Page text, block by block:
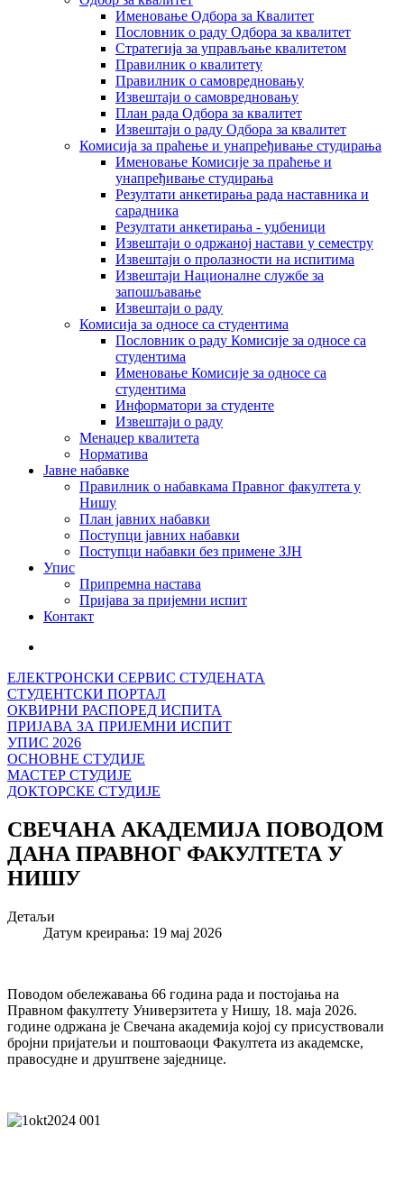
Именовање Одбора за Квалитет
Пословник о раду Одбора за квалитет
Стратегија за управљање квалитетом
Правилник о квалитету
Правилник о самовредновању
Извештаји о самовредновању
План рада Одбора за квалитет
Извештаји о раду Одбора за квалитет
Комисија за праћење и унапређивање студирања
Именовање Комисије за праћење и
унапређивање студирања
Резултати анкетирања рада наставника и
сарадника
Резултати анкетирања - уџбеници
Извештаји о одржаној настави у семестру
Извештаји о пролазности на испитима
Извештаји Националне службе за
запошљавање
Извештаји о раду
Комисија за односе са студентима
Пословник о раду Комисије за односе са
студентима
Именовање Комисије за односе са
студентима
Информатори за студенте
Извештаји о раду
Менаџер квалитета
Норматива
Јавне набавке
Правилник о набавкама Правног факултета у
Нишу
План јавних набавки
Поступци јавних набавки
Поступци набавки без примене ЗЈН
Упис
Припремна настава
Пријава за пријемни испит
Контакт
ЕЛЕКТРОНСКИ СЕРВИС СТУДЕНАТА
СТУДЕНТСКИ ПОРТАЛ
ОКВИРНИ РАСПОРЕД ИСПИТА
ПРИЈАВА ЗА ПРИЈЕМНИ ИСПИТ
УПИС 2026
ОСНОВНЕ СТУДИЈЕ
МАСТЕР СТУДИЈЕ
ДОКТОРСКЕ СТУДИЈЕ
СВЕЧАНА АКАДЕМИЈА ПОВОДОМ
ДАНА ПРАВНОГ ФАКУЛТЕТА У
НИШУ
Детаљи
Датум креирања: 19 мај 2026
Поводом обележавања 66 година рада и постојања на
Правном факултету Универзитета у Нишу, 18. маја 2026.
године одржана је Свечана академија којој су присуствовали
бројни пријатељи и поштоваоци Факултета из академске,
правосудне и друштвене заједнице.